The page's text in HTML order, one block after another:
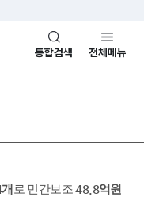
통합검색 전체메뉴
로 민간보조48.8억원